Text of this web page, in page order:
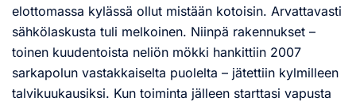
elottomassa kylässä ollut mistään kotoisin. Arvattavasti
sähkölaskusta tuli melkoinen. Niinpä rakennukset –
toinen kuudentoista neliön mökki hankittiin 2007
sarkapolun vastakkaiselta puolelta – jätettiin kylmilleen
talvikuukausiksi. Kun toiminta jälleen starttasi vapusta